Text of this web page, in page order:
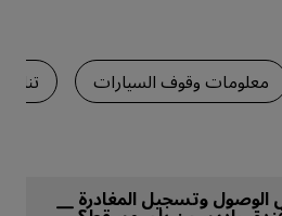
معلومات وقوف السيارات
وتسجيل المغادرة